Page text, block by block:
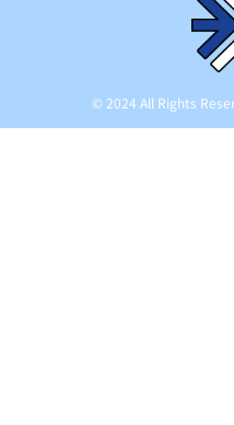
© 2024 All Rights